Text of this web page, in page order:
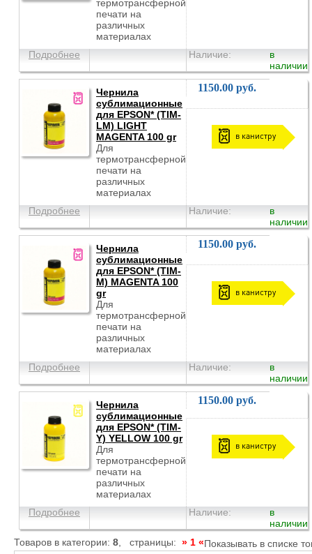
термотрансферной
печати на
различных
материалах
Подробнее
Наличие:
в
наличии
Чернила
сублимационные
для EPSON* (TIM-
LM) LIGHT
MAGENTA 100 gr
Для
термотрансферной
печати на
различных
материалах
1150.00 руб.
в канистру
Подробнее Наличие:
в
наличии
Чернила
сублимационные
для EPSON* (TIM-
M) MAGENTA 100
gr
Для
термотрансферной
печати на
различных
материалах
1150.00 руб.
в канистру
Подробнее Наличие:
в
наличии
Чернила
сублимационные
для EPSON* (TIM-
Y) YELLOW 100 gr
Для
термотрансферной
печати на
различных
материалах
1150.00 руб.
в канистру
Подробнее Наличие:
в
наличии
Товаров в категории: 8 , страницы: » 1 «Показывать в списке